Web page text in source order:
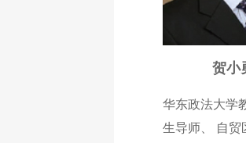
贺小
华东政法大学
生导师、 自贸